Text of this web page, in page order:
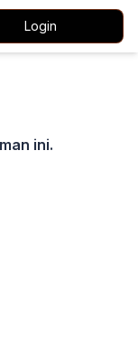
Login
ini.